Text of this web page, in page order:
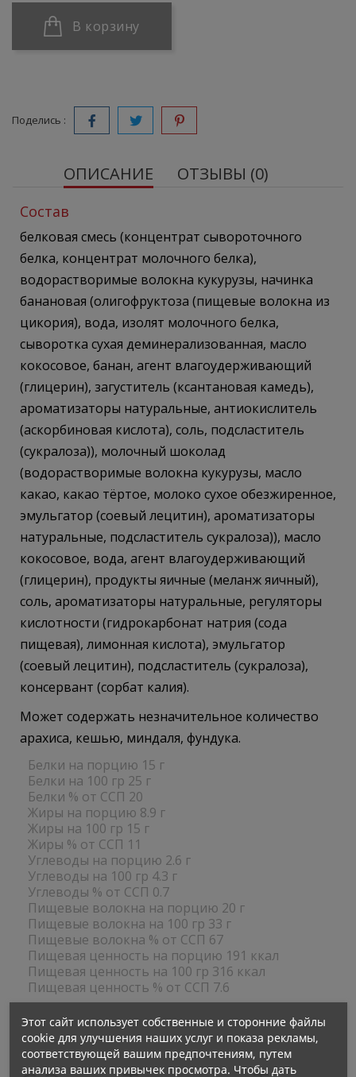
В корзину
Поделись :
ОПИСАНИЕ ОТЗЫВЫ (0)
Состав
белковая смесь (концентрат сывороточного
белка, концентрат молочного белка),
водорастворимые волокна кукурузы, начинка
банановая (олигофруктоза (пищевые волокна из
цикория), вода, изолят молочного белка,
сыворотка сухая деминерализованная, масло
кокосовое, банан, агент влагоудерживающий
(глицерин), загуститель (ксантановая камедь),
ароматизаторы натуральные, антиокислитель
(аскорбиновая кислота), соль, подсластитель
(сукралоза)), молочный шоколад
(водорастворимые волокна кукурузы, масло
какао, какао тёртое, молоко сухое обезжиренное,
эмульгатор (соевый лецитин), ароматизаторы
натуральные, подсластитель сукралоза)), масло
кокосовое, вода, агент влагоудерживающий
(глицерин), продукты яичные (меланж яичный),
соль, ароматизаторы натуральные, регуляторы
кислотности (гидрокарбонат натрия (сода
пищевая), лимонная кислота), эмульгатор
(соевый лецитин), подсластитель (сукралоза),
консервант (сорбат калия).
Может содержать незначительное количество
арахиса, кешью, миндаля, фундука.
Белки на порцию 15 г
Белки на 100 гр 25 г
Белки % от ССП 20
Жиры на порцию 8.9 г
Жиры на 100 гр 15 г
Жиры % от ССП 11
Углеводы на порцию 2.6 г
Углеводы на 100 гр 4.3 г
Углеводы % от ССП 0.7
Пищевые волокна на порцию 20 г
Пищевые волокна на 100 гр 33 г
Пищевые волокна % от ССП 67
Пищевая ценность на порцию 191 ккал
Пищевая ценность на 100 гр 316 ккал
Пищевая ценность % от ССП 7.6
Этот сайт использует собственные и сторонние файлы
cookie для улучшения наших услуг и показа рекламы,
соответствующей вашим предпочтениям, путем
анализа ваших привычек просмотра. Чтобы дать